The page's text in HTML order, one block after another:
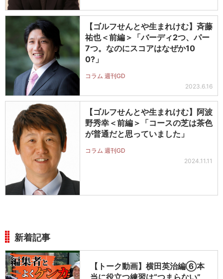
【ゴルフせんとや生まれけむ】斉藤
祐也＜前編＞「バーディ2つ、パー
7つ。なのにスコアはなぜか10
0?」
コラム 週刊GD
2023.6.16
【ゴルフせんとや生まれけむ】阿波
野秀幸＜前編＞「コースの芝は茶色
が普通だと思っていました」
コラム 週刊GD
2024.11.11
新着記事
【トーク動画】横田英治編⑥本
当に役立つ練習は“つまらない”